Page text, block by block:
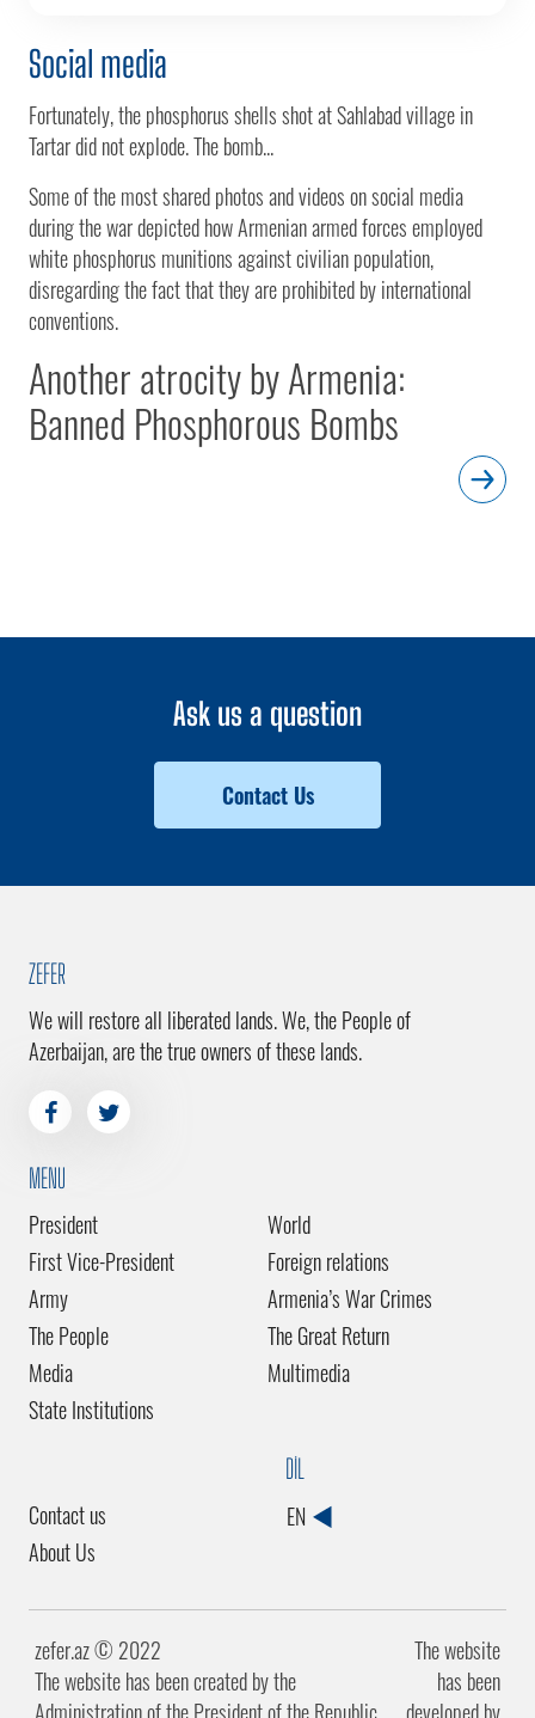
Social media
Another atrocity by Armenia:
Banned Phosphorous Bombs
Some of the most shared photos and videos on social media
during the war depicted how Armenian armed forces employed
white phosphorus munitions against civilian population,
disregarding the fact that they are prohibited by international
conventions.
Fortunately, the phosphorus shells shot at Sahlabad village in
Tartar did not explode. The bomb...
Ask us a question
Contact Us
ZEFER
We will restore all liberated lands. We, the People of
Azerbaijan, are the true owners of these lands.
MENU
President
First Vice-President
Army
The People
Media
State Institutions
World
Foreign relations
Armenia’s War Crimes
The Great Return
Multimedia
Contact us
About Us
DİL
EN
zefer.az ©️ 2022
The website has been created by the
The website
has been